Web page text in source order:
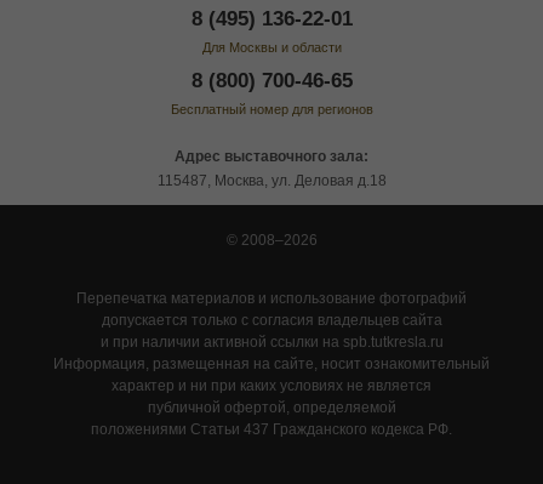
8 (495) 136-22-01
Для Москвы и области
8 (800) 700-46-65
Бесплатный номер для регионов
Адрес выставочного зала:
115487, Москва, ул. Деловая д.18
© 2008–2026
Перепечатка материалов и использование фотографий
допускается только с согласия владельцев сайта
и при наличии активной ссылки на spb.tutkresla.ru
Информация, размещенная на сайте, носит ознакомительный
характер и ни при каких условиях не является
публичной офертой, определяемой
положениями Статьи 437 Гражданского кодекса РФ.